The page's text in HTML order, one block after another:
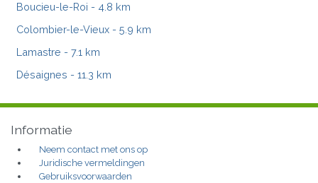
Boucieu-le-Roi - 4.8 km
Colombier-le-Vieux - 5.9 km
Lamastre - 7.1 km
Désaignes - 11.3 km
Informatie
Neem contact met ons op
Juridische vermeldingen
Gebruiksvoorwaarden